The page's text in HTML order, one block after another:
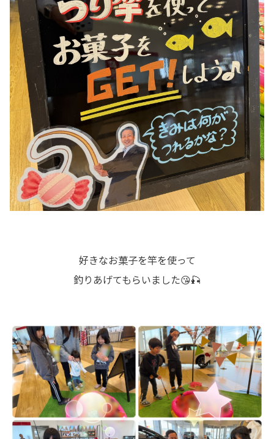
好きなお菓子を竿を使って
釣りあげてもらいました😘🎣